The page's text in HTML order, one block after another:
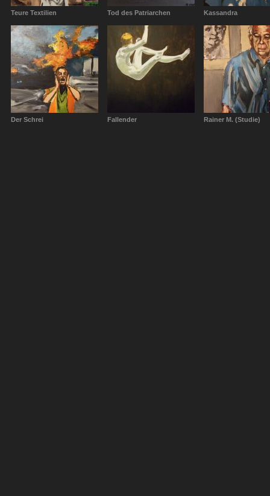
Teure Textilien Tod des Patriarchen Kassandra
Der Schrei Fallender Rainer M. (Studie)